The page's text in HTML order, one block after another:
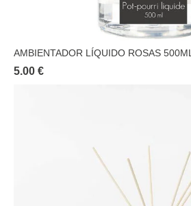
AMBIENTADOR LÍQUIDO ROSAS 500ML
5.00 €